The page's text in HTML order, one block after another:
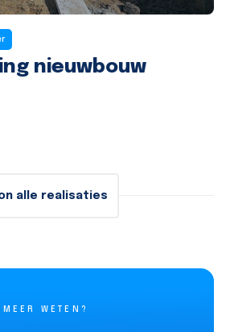
nieuwbouw
alle realisaties
MEER WETEN?